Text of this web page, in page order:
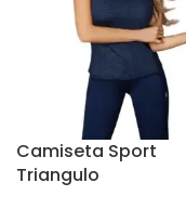
Camiseta Sport
Triangulo